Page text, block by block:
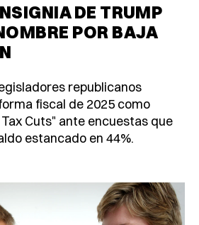
DE TRUMP
POR BAJA
republicanos
fiscal de 2025 como
Cuts" ante encuestas que
estancado en 44%.